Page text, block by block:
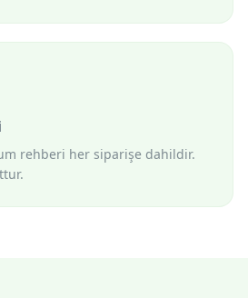
rehberi her siparişe dahildir.